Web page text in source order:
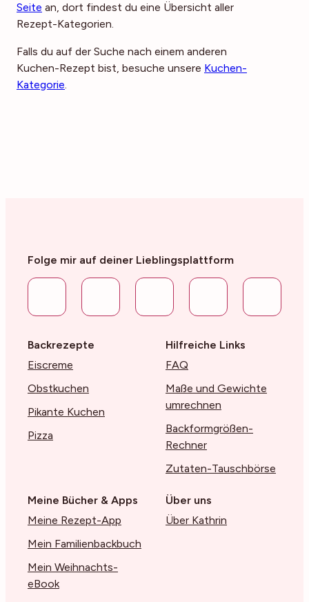
Seite an, dort findest du eine Übersicht aller
Rezept-Kategorien.
Falls du auf der Suche nach einem anderen
Kuchen-Rezept bist, besuche unsere Kuchen-
Kategorie.
Folge mir auf deiner Lieblingsplattform
Backrezepte
Eiscreme
Obstkuchen
Pikante Kuchen
Pizza
Hilfreiche Links
FAQ
Maße und Gewichte
umrechnen
Backformgrößen-
Rechner
Zutaten-Tauschbörse
Meine Bücher & Apps
Meine Rezept-App
Mein Familienbackbuch
Mein Weihnachts-
eBook
Über uns
Über Kathrin